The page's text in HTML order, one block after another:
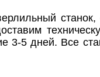
3-5 дней. Все